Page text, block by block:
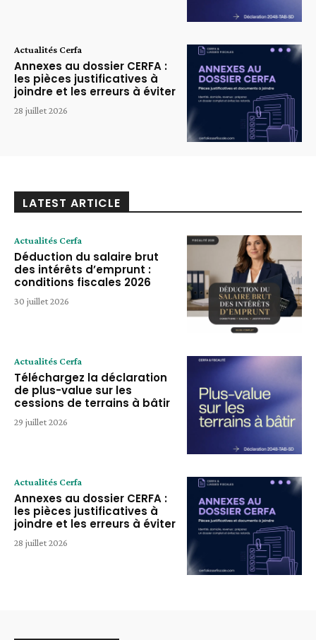
Actualités Cerfa
Annexes au dossier CERFA :
les pièces justificatives à
joindre et les erreurs à éviter
28 juillet 2026
LATEST ARTICLE
Actualités Cerfa
Déduction du salaire brut
des intérêts d’emprunt :
conditions fiscales 2026
30 juillet 2026
Actualités Cerfa
Téléchargez la déclaration
de plus-value sur les
cessions de terrains à bâtir
29 juillet 2026
Actualités Cerfa
Annexes au dossier CERFA :
les pièces justificatives à
joindre et les erreurs à éviter
28 juillet 2026